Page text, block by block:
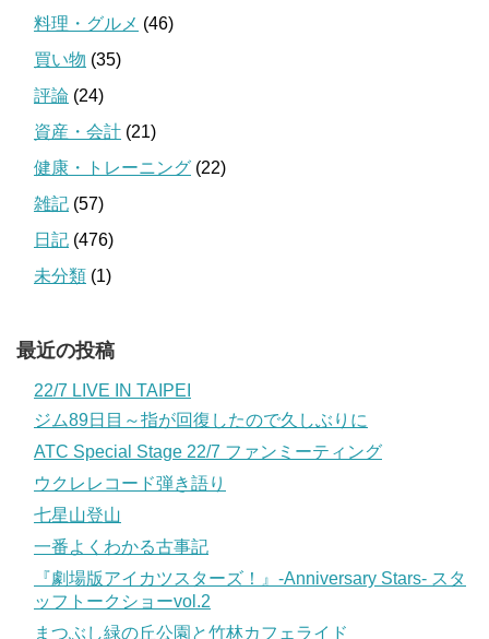
料理・グルメ (46)
買い物 (35)
評論 (24)
資産・会計 (21)
健康・トレーニング (22)
雑記 (57)
日記 (476)
未分類 (1)
最近の投稿
22/7 LIVE IN TAIPEI
ジム89日目～指が回復したので久しぶりに
ATC Special Stage 22/7 ファンミーティング
ウクレレコード弾き語り
七星山登山
一番よくわかる古事記
『劇場版アイカツスターズ！』-Anniversary Stars- スタ
ッフトークショーvol.2
まつぶし緑の丘公園と竹林カフェライド